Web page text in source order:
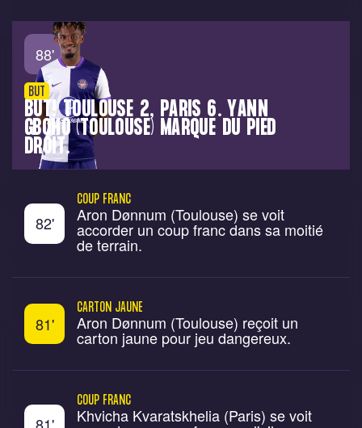
88'
BUT
BUT! TOULOUSE 2, PARIS 6. YANN
GBOHO (TOULOUSE) MARQUE DU PIED
DROIT.
82'
COUP FRANC
Aron Dønnum (Toulouse) se voit
accorder un coup franc dans sa moitié
de terrain.
81'
CARTON JAUNE
Aron Dønnum (Toulouse) reçoit un
carton jaune pour jeu dangereux.
COUP FRANC
Khvicha Kvaratskhelia (Paris) se voit